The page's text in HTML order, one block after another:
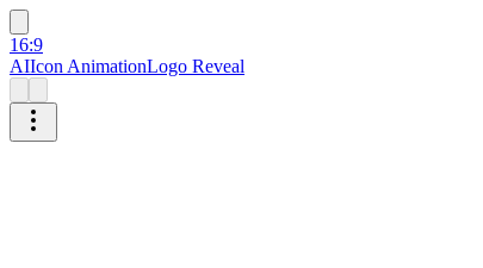
16:9
AIIcon AnimationLogo Reveal